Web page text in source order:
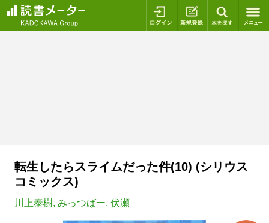
ログイン 新規登録
転生したらスライムだった件(10) (シリウス
コミックス)
川上泰樹, みっつばー, 伏瀬